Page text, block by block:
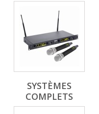
SYSTÈMES
COMPLETS